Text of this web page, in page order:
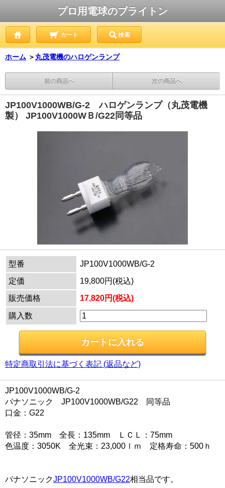
プロ用電球のブライトン
カート 検索
ホーム ＞ 丸茂電機のハロゲンランプ
前の商品へ 次の商品へ
JP100V1000WB/G-2 ハロゲンランプ（丸茂電機
製） JP100V1000WＢ/G22同等品
型番
JP100V1000WB/G-2
定価
19,800円(税込)
販売価格
17,820円(税込)
購入数
特定商取引法に基づく表記 (返品など)
JP100V1000WB/G-2
パナソニック JP100V1000WB/G22 同等品
口金：G22
管径：35mm 全長：135mm ＬＣＬ：75mm
色温度：3050K 全光束：23,000ｌｍ 定格寿命：500ｈ
パナソニックJP100V1000WB/G22相当品です。